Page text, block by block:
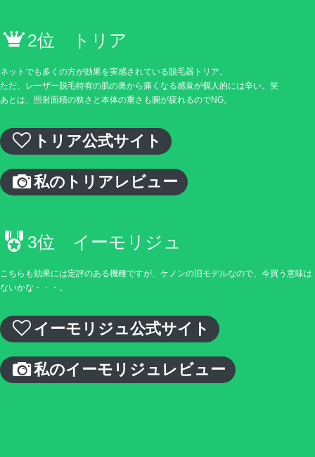
2位 トリア
ネットでも多くの方が効果を実感されている脱毛器トリア。
ただ、レーザー脱毛特有の肌の奥から痛くなる感覚が個人的には辛い。笑
あとは、照射面積の狭さと本体の重さも腕が疲れるのでNG。
トリア公式サイト
私のトリアレビュー
3位 イーモリジュ
こちらも効果には定評のある機種ですが、ケノンの旧モデルなので、今買う意味は
ないかな・・・。
イーモリジュ公式サイト
私のイーモリジュレビュー